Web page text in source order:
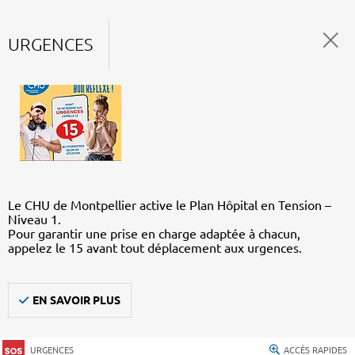
URGENCES
Le CHU de Montpellier active le Plan Hôpital en Tension –
Niveau 1.
Pour garantir une prise en charge adaptée à chacun,
appelez le 15 avant tout déplacement aux urgences.
EN SAVOIR PLUS
URGENCES ACCÈS RAPIDES